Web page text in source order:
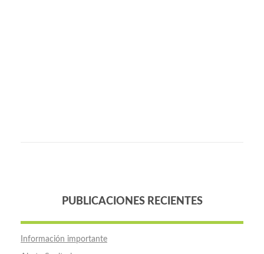
PUBLICACIONES RECIENTES
Información importante